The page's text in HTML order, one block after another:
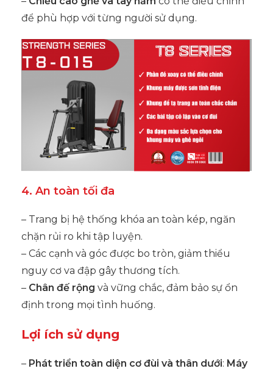
để phù hợp với từng người sử dụng.
4. An toàn tối đa
– Trang bị hệ thống khóa an toàn kép, ngăn
chặn rủi ro khi tập luyện.
– Các cạnh và góc được bo tròn, giảm thiểu
nguy cơ va đập gây thương tích.
– Chân đế rộng và vững chắc, đảm bảo sự ổn
định trong mọi tình huống.
Lợi ích sử dụng
– Phát triển toàn diện cơ đùi và thân dưới: Máy